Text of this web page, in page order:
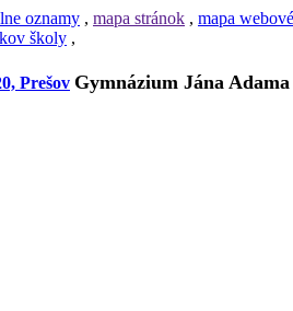
oznamy , mapa stránok , mapa
školy ,
Gymnázium Jána